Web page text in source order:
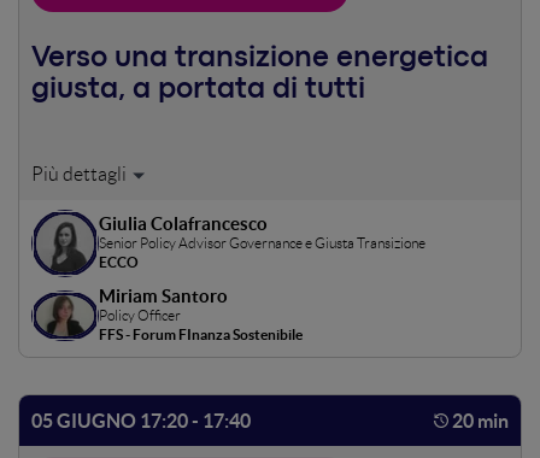
Verso una transizione energetica
giusta, a portata di tutti
La trLa transizione energetica rischia di essere percepita
popolare che parte dalle classi sociali meno abbienti. , che
Come sono distribuiti i costi della non vogliono pagare i
costi della transizione. ? Come si può rispondere a questo
aspettopossiamo garantire che la transizione non sia una
roba da ricchi? Focus sul fondo sociale per il clima che a
breve sarà realtà.
Giulia Colafrancesco
Senior Policy Advisor Governance e Giusta Transizione
ECCO
Miriam Santoro
Policy Officer
FFS - Forum FInanza Sostenibile
05 GIUGNO 17:20 - 17:40 20 min